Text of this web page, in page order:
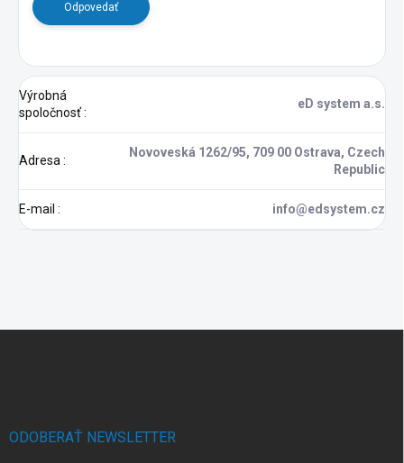
s
i
Odpovedať
Výrobná
spoločnosť:
eD system a.s.
Adresa:
Novoveská 1262/95, 709 00 Ostrava, Czech
Republic
E-mail : info@edsystem.cz
ODOBERAŤ NEWSLETTER